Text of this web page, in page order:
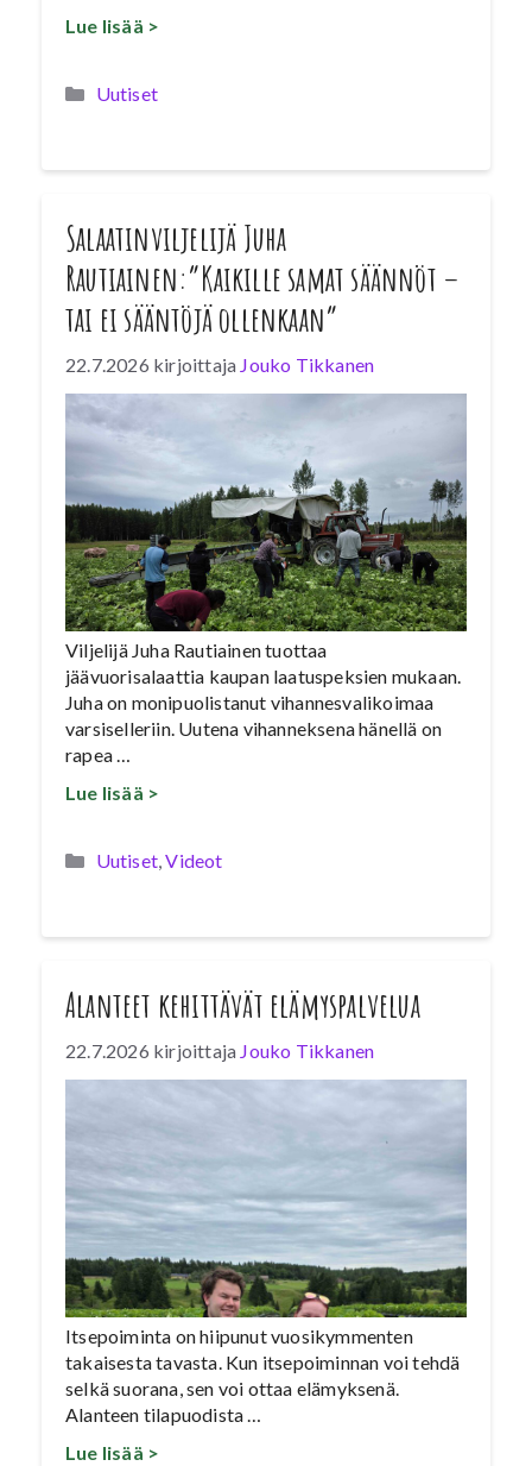
Lue lisää >
Kategoriat
Uutiset
Salaatinviljelijä Juha
Rautiainen:”Kaikille samat säännöt –
tai ei sääntöjä ollenkaan”
22.7.2026 kirjoittaja Jouko Tikkanen
Viljelijä Juha Rautiainen tuottaa
jäävuorisalaattia kaupan laatuspeksien mukaan.
Juha on monipuolistanut vihannesvalikoimaa
varsiselleriin. Uutena vihanneksena hänellä on
rapea …
Lue lisää >
Kategoriat
Uutiset,Videot
Alanteet kehittävät elämyspalvelua
22.7.2026 kirjoittaja Jouko Tikkanen
Itsepoiminta on hiipunut vuosikymmenten
takaisesta tavasta. Kun itsepoiminnan voi tehdä
selkä suorana, sen voi ottaa elämyksenä.
Alanteen tilapuodista …
Lue lisää >